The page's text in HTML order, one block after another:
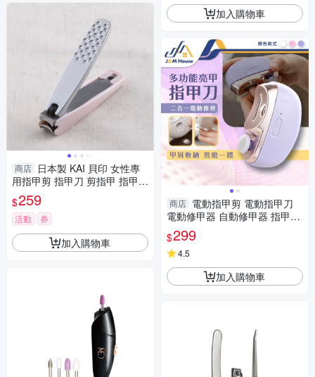
商店 日本製 KAI 貝印 女性專
用指甲剪 指甲刀 剪指甲 指甲剪
美甲 修甲 護甲 鋒利 專為女性
設計 指甲剪
$259
活動 券
加入購物車
加入購物車
商店 電動指甲剪 電動指甲刀
電動修甲器 自動修甲器 指甲剪
修甲刀 磨甲機 美甲剪 兩段剪甲
模式
$299
4.5
加入購物車